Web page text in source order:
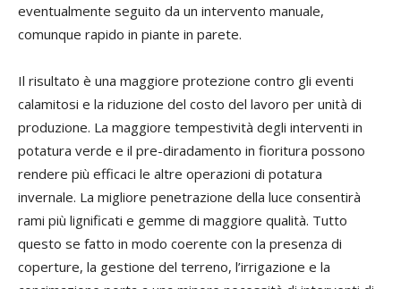
eventualmente seguito da un intervento manuale,
comunque rapido in piante in parete.
Il risultato è una maggiore protezione contro gli eventi
calamitosi e la riduzione del costo del lavoro per unità di
produzione. La maggiore tempestività degli interventi in
potatura verde e il pre-diradamento in fioritura possono
rendere più efficaci le altre operazioni di potatura
invernale. La migliore penetrazione della luce consentirà
rami più lignificati e gemme di maggiore qualità. Tutto
questo se fatto in modo coerente con la presenza di
coperture, la gestione del terreno, l’irrigazione e la